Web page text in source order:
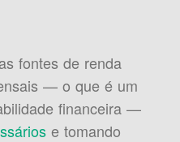
fontes de renda
— o que é um
financeira —
e tomando